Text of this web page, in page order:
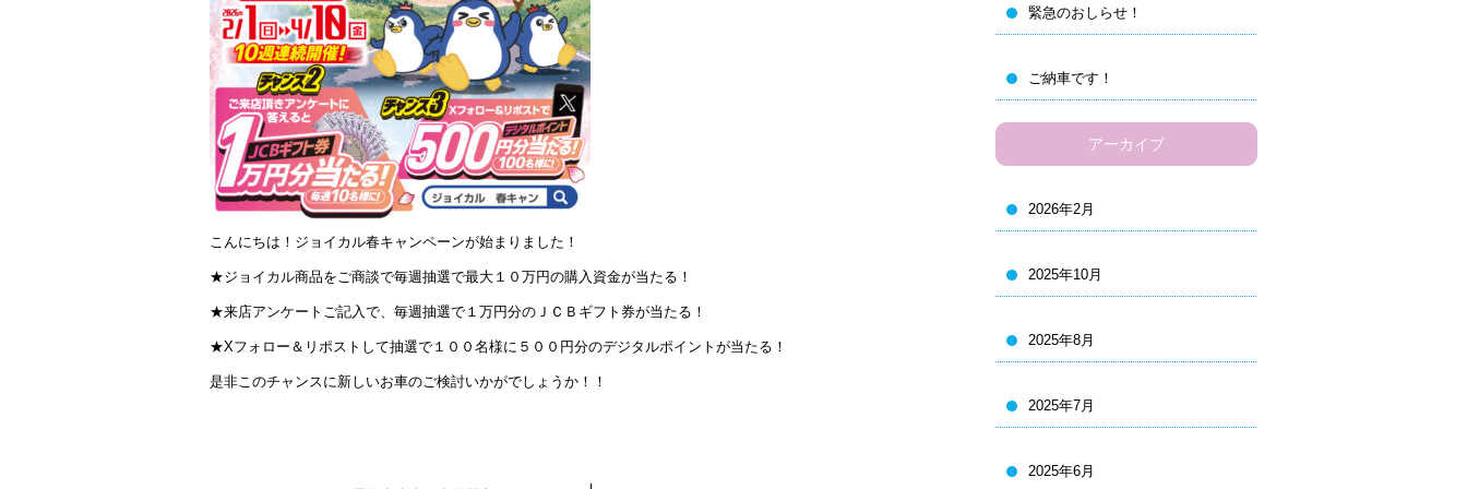
こんにちは！ジョイカル春キャンペーンが始まりました！
★ジョイカル商品をご商談で毎週抽選で最大１０万円の購入資金が当たる！
★来店アンケートご記入で、毎週抽選で１万円分のＪＣＢギフト券が当たる！
★Xフォロー＆リポストして抽選で１００名様に５００円分のデジタルポイントが当たる！
是非このチャンスに新しいお車のご検討いかがでしょうか！！
緊急のおしらせ！
ご納車です！
アーカイブ
2026年2月
2025年10月
2025年8月
2025年7月
2025年6月